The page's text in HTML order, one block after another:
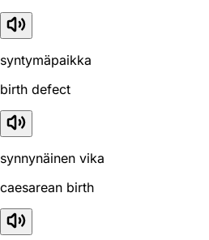
syntymäpaikka
birth defect
synnynäinen vika
caesarean birth